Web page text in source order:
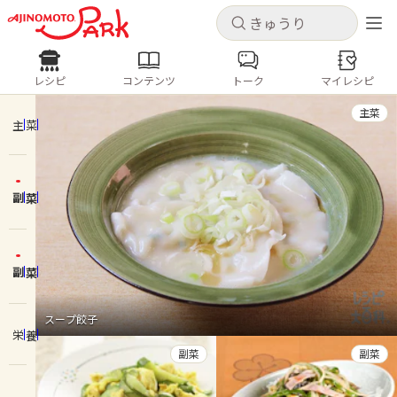
キャンセル
ログインするとレシピを保存できます
ログイン 新規登録
ホーム
コンテンツ
レシピ
トーク
キャンセル
レシピ コンテンツ
人気の食材・レシピ
きゅうり なす トマト
とうもろこし
ピーマン
みょうが ゴーヤ
レシピ コンテンツ トーク マイレシピ
主菜
副菜
副菜
栄養
スープ餃子
主菜
副菜 副菜